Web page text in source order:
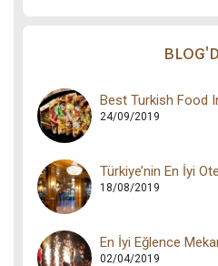
Best Turkish Food
24/09/2019
Türkiye’nin En İyi
18/08/2019
En İyi Eğlence
02/04/2019